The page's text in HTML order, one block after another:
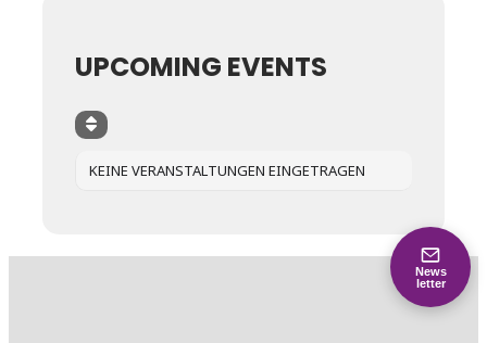
News
letter
UPCOMING EVENTS
KEINE VERANSTALTUNGEN EINGETRAGEN